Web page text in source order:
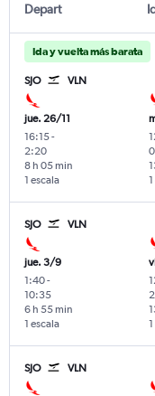
Depart
Ida y vuelta más barata
SJO VLN
jue. 26/11
16:15-
2:20
1 escala
8 h 05 min
SJO VLN
jue. 3/9
1:40-
10:35
1 escala
6 h 55 min
SJO VLN